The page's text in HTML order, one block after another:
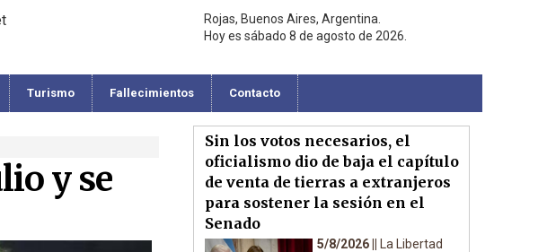
Rojas, Buenos Aires, Argentina.
Hoy es sábado 8 de agosto de 2026.
Turismo Fallecimientos Contacto
y se
Sin los votos necesarios, el
oficialismo dio de baja el capítulo
de venta de tierras a extranjeros
para sostener la sesión en el
Senado
5/8/2026 ||
La Libertad